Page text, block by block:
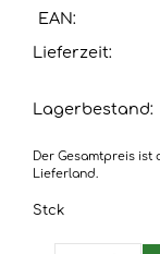
EAN:
Lieferzeit:
Lagerbestand:
Der Gesamtpreis
Lieferland.
Stck